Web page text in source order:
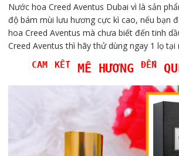
Nước hoa Creed Aventus Dubai vì là sản
độ bám mùi lưu hương cực kì cao, nếu bạn
hoa Creed Aventus mà chưa biết đến tinh
Creed Aventus thì hãy thử dùng ngay 1 lọ tại
CAM KẾT MÊ HƯƠNGĐẾN